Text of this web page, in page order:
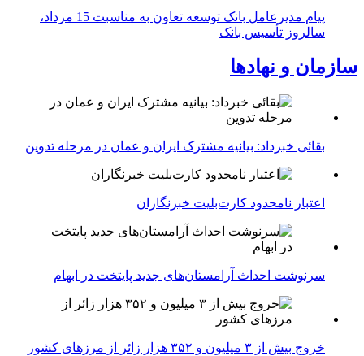
پیام مدیرعامل بانک توسعه تعاون به مناسبت 15 مرداد،
سالروز تأسیس بانک
سازمان و نهادها
بقائی خبرداد: بیانیه مشترک ایران و عمان در مرحله تدوین
اعتبار نامحدود کارت‌بلیت خبرنگاران
سرنوشت احداث آرامستان‌های جدید پایتخت در ابهام
خروج بیش از ۳ میلیون و ۳۵۲ هزار زائر از مرزهای کشور